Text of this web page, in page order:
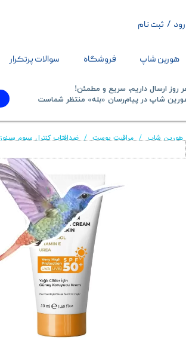
هورین شاپ فروشگاه سوالات پرتکرار
/ ثبت نام
حساب کاربری من
تغییر گذر واژه
خروج از حساب کاربری
روز ارسال داریم، سریع و مطمئن!
شاپ در پیام‌رسان «بله» منتظر شماست​​​​​​​
هورین شاپ مراقبت پوست ضدافتاب کنترل سبوم سینوز